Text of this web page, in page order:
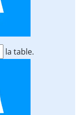
la table.